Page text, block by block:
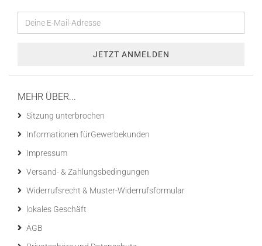
MEHR ÜBER...
Sitzung unterbrochen
Informationen fürGewerbekunden
Impressum
Versand- & Zahlungsbedingungen
Widerrufsrecht & Muster-Widerrufsformular
lokales Geschäft
AGB